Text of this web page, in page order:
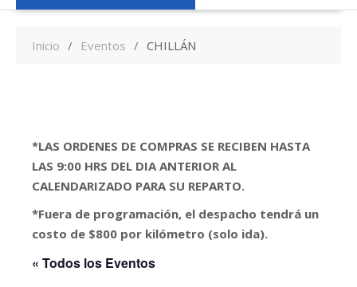
Inicio Eventos CHILLÁN
*LAS ORDENES DE COMPRAS SE RECIBEN HASTA
LAS 9:00 HRS DEL DIA ANTERIOR AL
CALENDARIZADO PARA SU REPARTO.
*Fuera de programación, el despacho tendrá un
costo de $800 por kilómetro (solo ida).
« Todos los Eventos